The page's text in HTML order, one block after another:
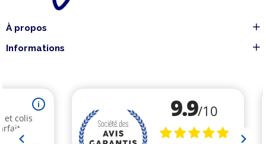
À propos
Informations